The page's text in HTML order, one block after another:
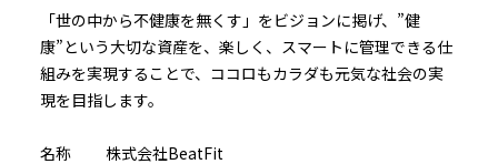
「世の中から不健康を無くす」をビジョンに掲げ、”健
康”という大切な資産を、楽しく、スマートに管理できる仕
組みを実現することで、ココロもカラダも元気な社会の実
現を目指します。
名称 株式会社BeatFit